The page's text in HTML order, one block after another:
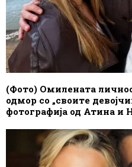
(Фото) Омилената
одмор со „своите
фотографија од Атина и